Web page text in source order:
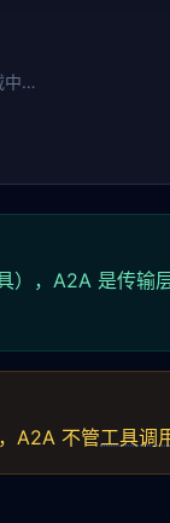
中…
），A2A 是传输
A2A 不管工具调